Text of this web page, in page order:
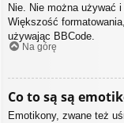
Nie. Nie można używać
Większość
używając BBCode.
Na górę
Co to są są
Emotikony, zwane też